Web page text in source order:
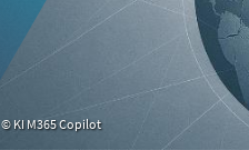
KI M365 Copilot